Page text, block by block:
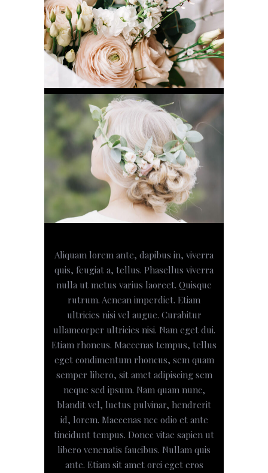
Aliquam lorem ante, dapibus in, viverra
quis, feugiat a, tellus. Phasellus viverra
nulla ut metus varius laoreet. Quisque
rutrum. Aenean imperdiet. Etiam
ultricies nisi vel augue. Curabitur
ullamcorper ultricies nisi. Nam eget dui.
Etiam rhoncus. Maecenas tempus, tellus
eget condimentum rhoncus, sem quam
semper libero, sit amet adipiscing sem
neque sed ipsum. Nam quam nunc,
blandit vel, luctus pulvinar, hendrerit
id, lorem. Maecenas nec odio et ante
tincidunt tempus. Donec vitae sapien ut
libero venenatis faucibus. Nullam quis
ante. Etiam sit amet orci eget eros